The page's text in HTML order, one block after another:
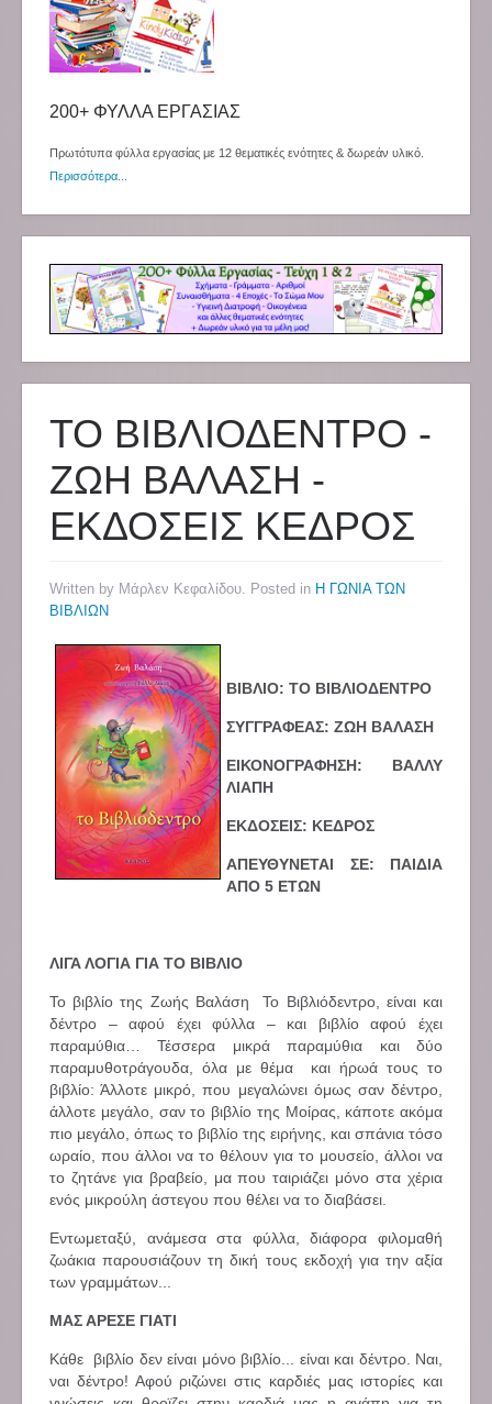
200+ ΦΥΛΛΑ ΕΡΓΑΣΙΑΣ
Πρωτότυπα φύλλα εργασίας με 12 θεματικές ενότητες & δωρεάν υλικό.
Περισσότερα...
ΤΟ ΒΙΒΛΙΟΔΕΝΤΡΟ -
ΖΩΗ ΒΑΛΑΣΗ -
ΕΚΔΟΣΕΙΣ ΚΕΔΡΟΣ
Written by Μάρλεν Κεφαλίδου. Posted in Η ΓΩΝΙΑ ΤΩΝ
ΒΙΒΛΙΩΝ
ΒΙΒΛΙΟ: ΤΟ ΒΙΒΛΙΟΔΕΝΤΡΟ
ΣΥΓΓΡΑΦΕΑΣ: ΖΩΗ ΒΑΛΑΣΗ
ΕΙΚΟΝΟΓΡΑΦΗΣΗ: ΒΑΛΛΥ
ΛΙΑΠΗ
ΕΚΔΟΣΕΙΣ: ΚΕΔΡΟΣ
ΑΠΕΥΘΥΝΕΤΑΙ ΣΕ: ΠΑΙΔΙΑ
ΑΠΟ 5 ΕΤΩΝ
ΛΙΓΑ ΛΟΓΙΑ ΓΙΑ ΤΟ ΒΙΒΛΙΟ
Το βιβλίο της Ζωής Βαλάση Το Βιβλιόδεντρο, είναι και
δέντρο – αφού έχει φύλλα – και βιβλίο αφού έχει
παραμύθια… Τέσσερα μικρά παραμύθια και δύο
παραμυθοτράγουδα, όλα με θέμα και ήρωά τους το
βιβλίο: Άλλοτε μικρό, που μεγαλώνει όμως σαν δέντρο,
άλλοτε μεγάλο, σαν το βιβλίο της Μοίρας, κάποτε ακόμα
πιο μεγάλο, όπως το βιβλίο της ειρήνης, και σπάνια τόσο
ωραίο, που άλλοι να το θέλουν για το μουσείο, άλλοι να
το ζητάνε για βραβείο, μα που ταιριάζει μόνο στα χέρια
ενός μικρούλη άστεγου που θέλει να το διαβάσει.
Εντωμεταξύ, ανάμεσα στα φύλλα, διάφορα φιλομαθή
ζωάκια παρουσιάζουν τη δική τους εκδοχή για την αξία
των γραμμάτων...
ΜΑΣ ΑΡΕΣΕ ΓΙΑΤΙ
Κάθε βιβλίο δεν είναι μόνο βιβλίο... είναι και δέντρο. Ναι,
ναι δέντρο! Αφού ριζώνει στις καρδιές μας ιστορίες και